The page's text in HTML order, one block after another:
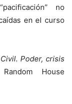
no
en el curso
Poder, crisis
House